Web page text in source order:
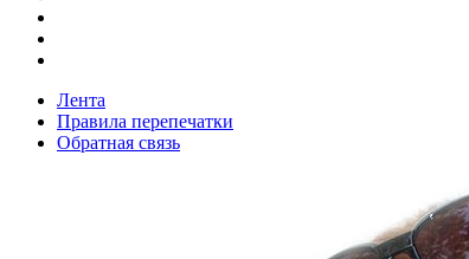
Лента
Правила перепечатки
Обратная связь